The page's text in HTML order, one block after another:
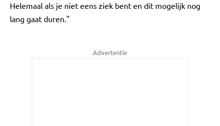
Helemaal als je niet eens ziek bent en dit mogelijk nog
lang gaat duren."
Advertentie